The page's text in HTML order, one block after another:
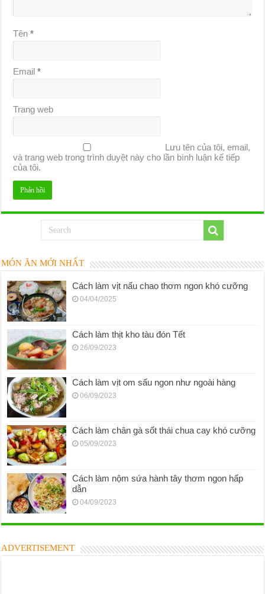
Tên*
Email*
Trang web
Lưu tên của tôi, email,
và trang web trong trình duyệt này cho lần bình luận kế tiếp
của tôi.
MÓN ĂN MỚI NHẤT
Cách làm vịt nấu chao thơm ngon khó cưỡng
04/04/2025
Cách làm thịt kho tàu đón Tết
26/09/2023
Cách làm vịt om sấu ngon như ngoài hàng
06/09/2023
Cách làm chân gà sốt thái chua cay khó cưỡng
05/09/2023
Cách làm nộm sứa hành tây thơm ngon hấp
dẫn
04/09/2023
ADVERTISEMENT